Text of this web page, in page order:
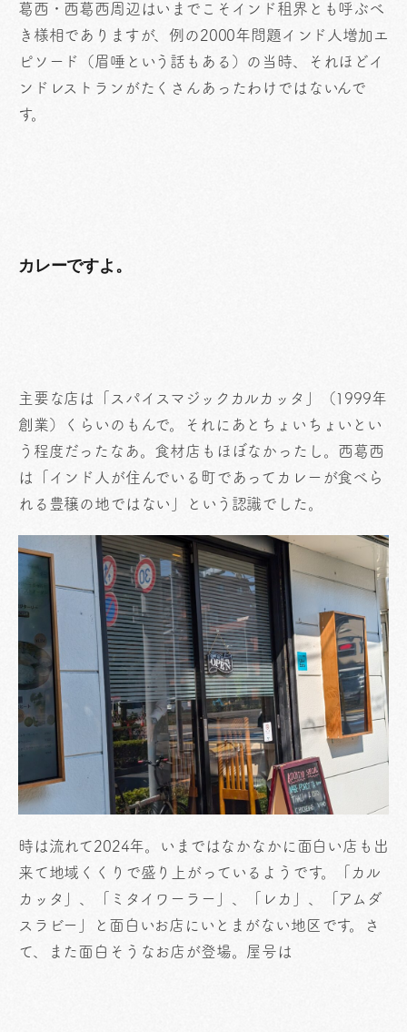
葛西・西葛西周辺はいまでこそインド租界とも呼ぶべ
き様相でありますが、例の2000年問題インド人増加エ
ピソード（眉唾という話もある）の当時、それほどイ
ンドレストランがたくさんあったわけではないんで
す。
カレーですよ。
主要な店は「スパイスマジックカルカッタ」（1999年
創業）くらいのもんで。それにあとちょいちょいとい
う程度だったなあ。食材店もほぼなかったし。西葛西
は「インド人が住んでいる町であってカレーが食べら
れる豊穣の地ではない」という認識でした。
時は流れて2024年。いまではなかなかに面白い店も出
来て地域くくりで盛り上がっているようです。「カル
カッタ」、「ミタイワーラー」、「レカ」、「アムダ
スラビー」と面白いお店にいとまがない地区です。さ
て、また面白そうなお店が登場。屋号は